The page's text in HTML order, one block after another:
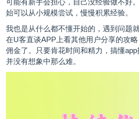
始可以从小规模尝试，慢慢积累经验。
我也是从什么都不懂开始的，遇到问题
在U客直谈APP上看其他用户分享的攻
佣金了。只要肯花时间和精力，搞懂
并没有想象中那么难。